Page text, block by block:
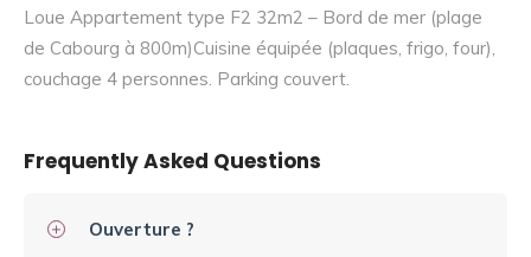
Loue Appartement type F2 32m2 – Bord de mer (plage
de Cabourg à 800m)Cuisine équipée (plaques, frigo, four),
couchage 4 personnes. Parking couvert.
Frequently Asked Questions
Ouverture ?